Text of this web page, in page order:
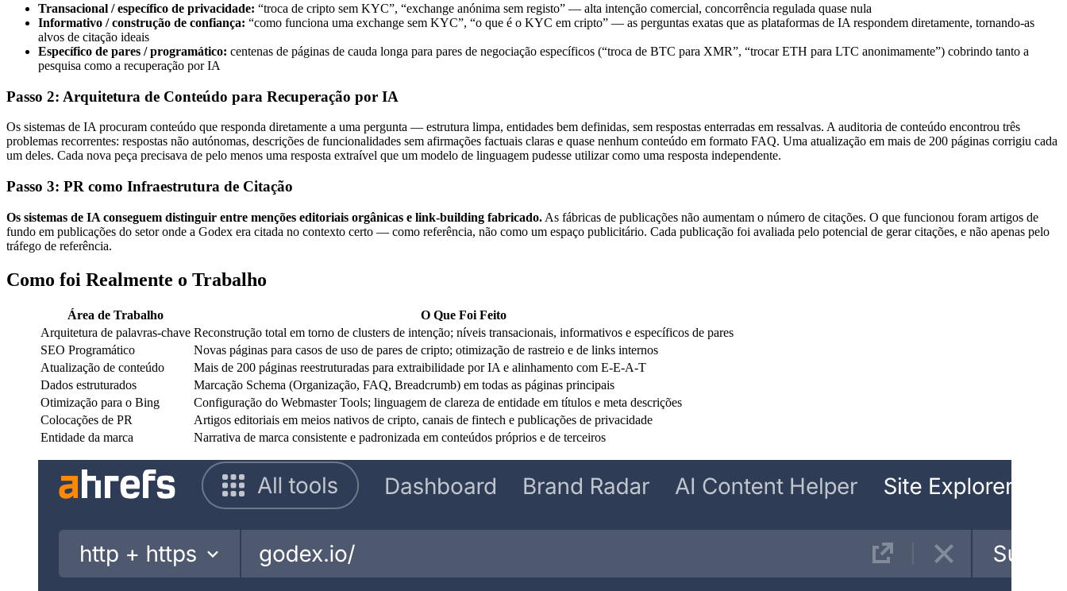
Transacional / específico de privacidade: “troca de cripto sem KYC”, “exchange anónima sem registo” — alta intenção comercial, concorrência regulada quase nula
Informativo / construção de confiança: “como funciona uma exchange sem KYC”, “o que é o KYC em cripto” — as perguntas exatas que as plataformas de IA respondem diretamente, tornando-as
alvos de citação ideais
Específico de pares / programático: centenas de páginas de cauda longa para pares de negociação específicos (“troca de BTC para XMR”, “trocar ETH para LTC anonimamente”) cobrindo tanto a
pesquisa como a recuperação por IA
Passo 2: Arquitetura de Conteúdo para Recuperação por IA
Os sistemas de IA procuram conteúdo que responda diretamente a uma pergunta — estrutura limpa, entidades bem definidas, sem respostas enterradas em ressalvas. A auditoria de conteúdo encontrou três
problemas recorrentes: respostas não autónomas, descrições de funcionalidades sem afirmações factuais claras e quase nenhum conteúdo em formato FAQ. Uma atualização em mais de 200 páginas corrigiu cada
um deles. Cada nova peça precisava de pelo menos uma resposta extraível que um modelo de linguagem pudesse utilizar como uma resposta independente.
Passo 3: PR como Infraestrutura de Citação
Os sistemas de IA conseguem distinguir entre menções editoriais orgânicas e link-building fabricado. As fábricas de publicações não aumentam o número de citações. O que funcionou foram artigos de
fundo em publicações do setor onde a Godex era citada no contexto certo — como referência, não como um espaço publicitário. Cada publicação foi avaliada pelo potencial de gerar citações, e não apenas pelo
tráfego de referência.
Como foi Realmente o Trabalho
Área de Trabalho
O Que Foi Feito
Arquitetura de palavras-chave Reconstrução total em torno de clusters de intenção; níveis transacionais, informativos e específicos de pares
SEO Programático
Novas páginas para casos de uso de pares de cripto; otimização de rastreio e de links internos
Atualização de conteúdo
Mais de 200 páginas reestruturadas para extraibilidade por IA e alinhamento com E-E-A-T
Dados estruturados
Marcação Schema (Organização, FAQ, Breadcrumb) em todas as páginas principais
Otimização para o Bing
Configuração do Webmaster Tools; linguagem de clareza de entidade em títulos e meta descrições
Colocações de PR
Artigos editoriais em meios nativos de cripto, canais de fintech e publicações de privacidade
Entidade da marca
Narrativa de marca consistente e padronizada em conteúdos próprios e de terceiros